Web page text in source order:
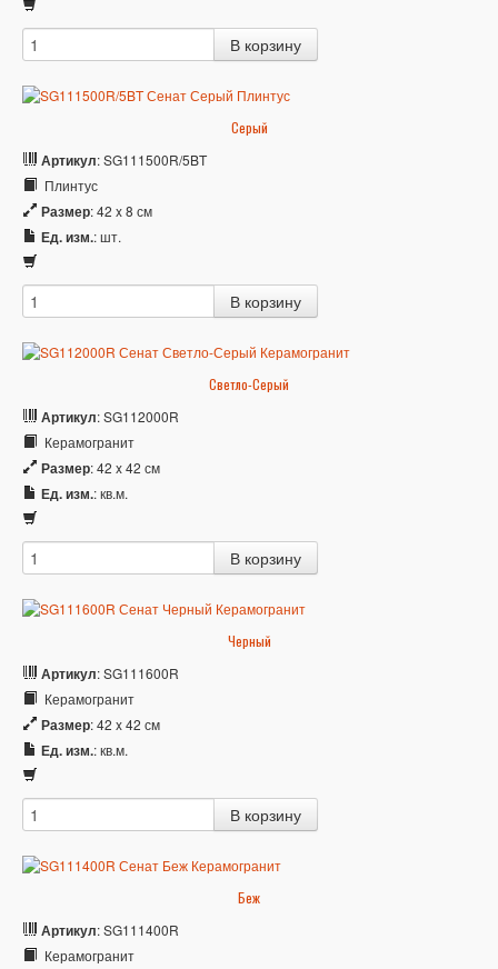
Серый
Артикул: SG111500R/5BT
Плинтус
Размер: 42 x 8 см
Ед. изм.: шт.
Светло-Серый
Артикул: SG112000R
Керамогранит
Размер: 42 x 42 см
Ед. изм.: кв.м.
Черный
Артикул: SG111600R
Керамогранит
Размер: 42 x 42 см
Ед. изм.: кв.м.
Беж
Артикул: SG111400R
Керамогранит